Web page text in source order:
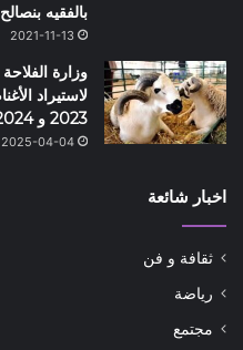
بالفقيه
2021-11-13
لاستيراد
2023 و 2024
2025-04-04
اخبار شائعة
ثقافة و فن
رياضة
مجتمع